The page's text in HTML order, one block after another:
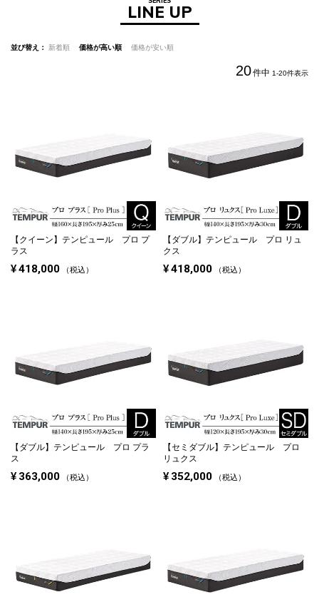
LINE UP
並び替え 新着順 価格が高い順 価格が安い順
20件中 1-20件表示
【クイーン】 テンピュール プロ プ
ラス
¥418,000 税込
【ダブル】 テンピュール プロ リュ
クス
¥418,000 税込
【ダブル】 テンピュール プロ プラ
ス
¥ 363,000 税込
【セミダブル】 テンピュール プロ
リュクス
¥ 352,000 税込